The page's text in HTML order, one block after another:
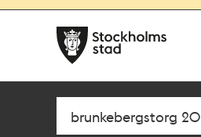
navigationen
huvudinnehållet
Sök